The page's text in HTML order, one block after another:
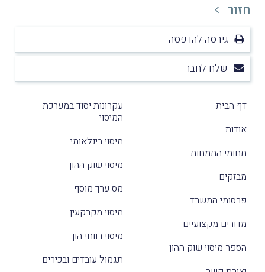
חזור
גירסה להדפסה
שלח לחבר
דף הבית
אודות
תחומי התמחות
מבזקים
פרסומי המשרד
מדורים מקצועיים
הספר מיסוי שוק ההון
עקרונות יסוד במערכת
המיסוי
מיסוי בינלאומי
מיסוי שוק ההון
מס ערך מוסף
מיסוי מקרקעין
מיסוי רווחי הון
תגמול עובדים ובכירים